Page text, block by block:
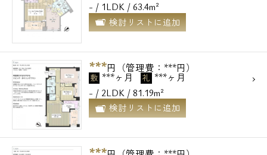
- / 1LDK / 63.4m²
検討リストに追加
***円（管理費：***円）
敷 ***ヶ月 礼 ***ヶ月
- / 2LDK / 81.19m²
検討リストに追加